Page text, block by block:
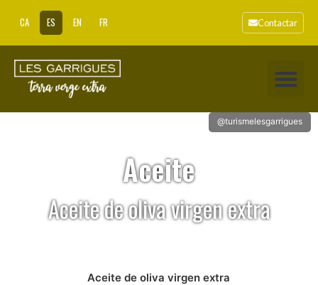
CA ES EN FR Contactar
@turismelesgarrigues
Aceite
Aceite de oliva virgen extra
Aceite de oliva virgen extra